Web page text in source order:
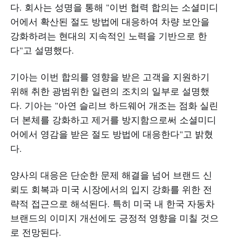
다. 회사는 성명을 통해 "이번 협력 합의는 소셜미디
어에서 확산된 절도 방법에 대응하여 차량 보안을
강화하려는 현대의 지속적인 노력을 기반으로 한
다"고 설명했다.
기아는 이번 합의를 영향을 받은 고객을 지원하기
위해 취한 광범위한 일련의 조치의 일부로 설명했
다. 기아는 "아연 슬리브 하드웨어 개조는 점화 실린
더 본체를 강화하고 제거를 방지함으로써 소셜미디
어에서 영감을 받은 절도 방법에 대응한다"고 밝혔
다.
양사의 대응은 단순한 문제 해결을 넘어 브랜드 신
뢰도 회복과 미국 시장에서의 입지 강화를 위한 전
략적 접근으로 해석된다. 특히 미국 내 한국 자동차
브랜드의 이미지 개선에도 긍정적 영향을 미칠 것으
로 전망된다.